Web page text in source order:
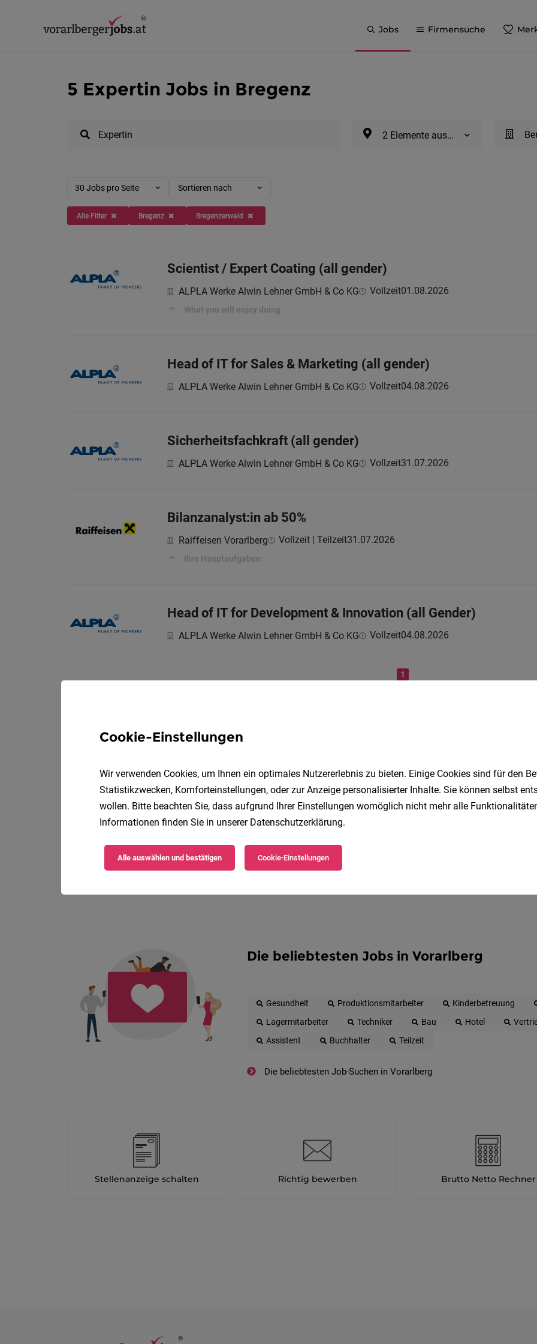
Jobs Firmensuche
5 Expertin Jobs in Bregenz
2 Elemente ausgewählt
30 Jobs pro Seite Sortieren nach
Alle Filter Bregenz Bregenzerwald
Scientist / Expert Coating (all gender)
ALPLA Werke Alwin Lehner GmbH & Co KG Vollzeit01.08.2026
What you will enjoy doing
Head of IT for Sales & Marketing (all gender)
ALPLA Werke Alwin Lehner GmbH & Co KG Vollzeit04.08.2026
Sicherheitsfachkraft (all gender)
ALPLA Werke Alwin Lehner GmbH & Co KG Vollzeit31.07.2026
Bilanzanalyst:in ab 50%
Raiffeisen Vorarlberg Vollzeit | Teilzeit31.07.2026
Ihre Hauptaufgaben
Head of IT for Development & Innovation (all Gender)
ALPLA Werke Alwin Lehner GmbH & Co KG Vollzeit04.08.2026
1
Erhalte alle neuen Stellenangebote automatisch
Die beliebtesten Jobs in Vorarlberg
Gesundheit Produktionsmitarbeiter Kinderbetreuung
Lagermitarbeiter
Techniker Bau Hotel
Assistent
Buchhalter Teilzeit
Die beliebtesten Job-Suchen in Vorarlberg
Stellenanzeige schalten Richtig bewerben Brutto Netto Rechner
Cookie-Einstellungen
Wir verwenden Cookies, um Ihnen ein optimales Nutzererlebnis zu bieten. Einige Cookies sind für den
Statistikzwecken, Komforteinstellungen, oder zur Anzeige personalisierter Inhalte. Sie können selbst
wollen. Bitte beachten Sie, dass aufgrund Ihrer Einstellungen womöglich nicht mehr alle
Informationen finden Sie in unserer Datenschutzerklärung.
Alle auswählen und bestätigen Cookie-Einstellungen